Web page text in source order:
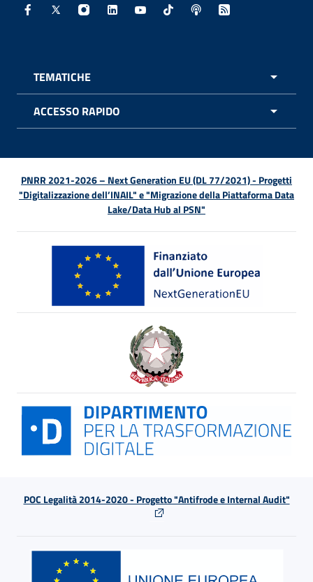
Facebook - Sito esterno - Apertura in nuova finestra
X - Sito esterno - Apertura in nuova finestra
Instagram - Sito esterno - Apertura in
Linkedin - Sito esterno - Apertura in
Youtube - Sito esterno -
TikTok - Sito esterno -
Spreaker - Sito
Feed RSS -
TEMATICHE
ACCESSO RAPIDO
PNRR 2021-2026 – Next Generation EU (DL 77/2021) - Progetti
"Digitalizzazione dell’INAIL" e "Migrazione della Piattaforma Data
Lake/Data Hub al PSN"
POC Legalità 2014-2020 - Progetto "Antifrode e Internal Audit"